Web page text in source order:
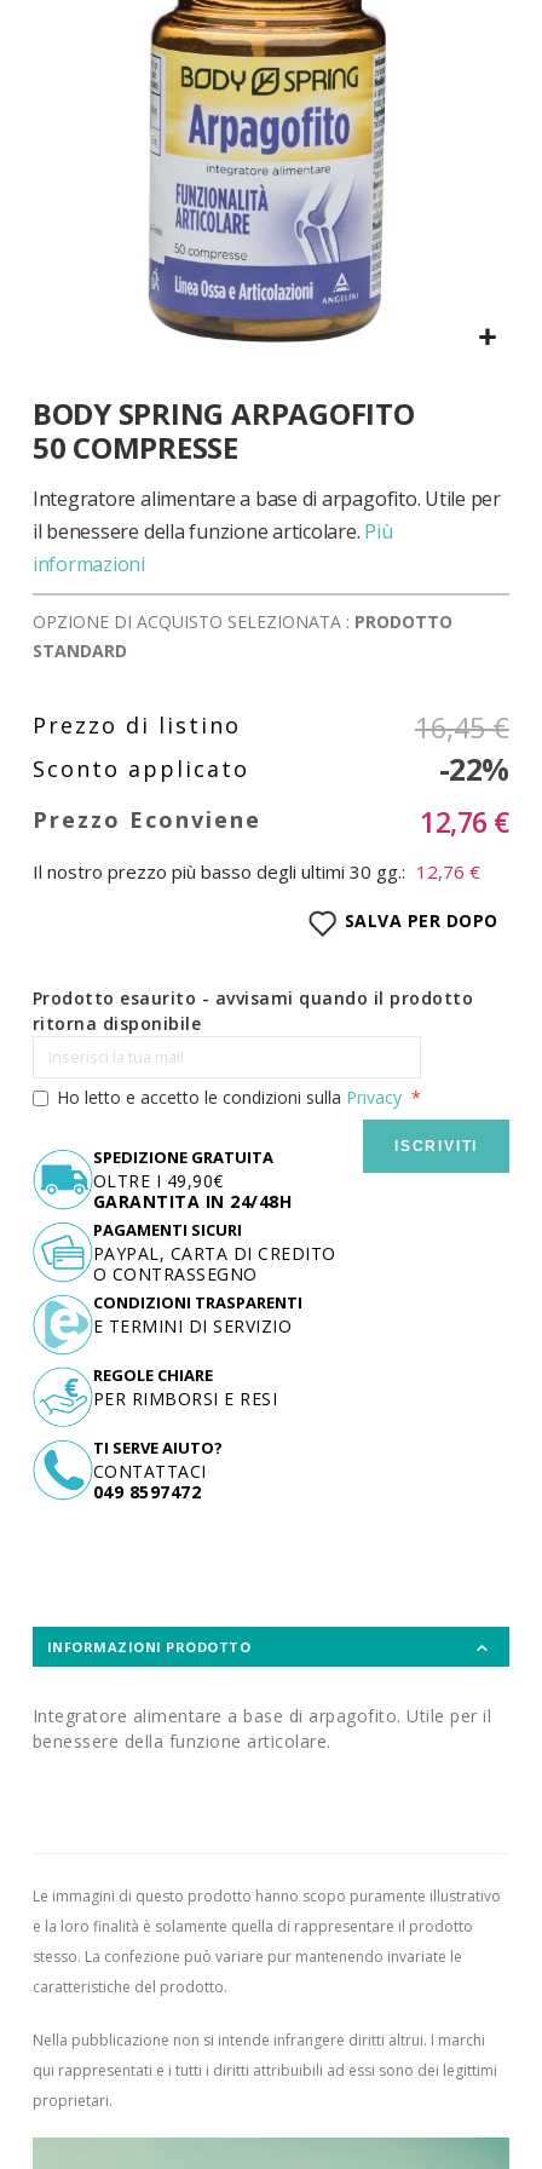
all'inizio
della
galleria
di
immagini
BODY SPRING ARPAGOFITO
50 COMPRESSE
Integratore alimentare a base di arpagofito. Utile per
il benessere della funzione articolare. Più
informazioni
OPZIONE DI ACQUISTO SELEZIONATA : PRODOTTO
STANDARD
16,45 €
-22%
12,76 €
Il nostro prezzo più basso degli ultimi 30 gg.: 12,76 €
SALVA PER DOPO
Prodotto esaurito - avvisami quando il prodotto
ritorna disponibile
Ho letto e accetto le condizioni sulla Privacy
ISCRIVITI
SPEDIZIONE GRATUITA
OLTRE I 49,90€
GARANTITA IN 24/48H
TI SERVE AIUTO?
CONTATTACI
049 8597472
PAGAMENTI SICURI
PAYPAL, CARTA DI CREDITO
O CONTRASSEGNO
CONDIZIONI TRASPARENTI
E TERMINI DI SERVIZIO
REGOLE CHIARE
PER RIMBORSI E RESI
INFORMAZIONI PRODOTTO
Integratore alimentare a base di arpagofito. Utile per il
benessere della funzione articolare.
Le immagini di questo prodotto hanno scopo puramente illustrativo
e la loro finalità è solamente quella di rappresentare il prodotto
stesso. La confezione può variare pur mantenendo invariate le
caratteristiche del prodotto.
Nella pubblicazione non si intende infrangere diritti altrui. I marchi
qui rappresentati e i tutti i diritti attribuibili ad essi sono dei legittimi
proprietari.